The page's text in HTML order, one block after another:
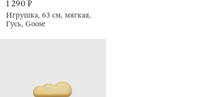
1 290 ₽
Игрушка, 63 см, мягкая,
Гусь, Goose